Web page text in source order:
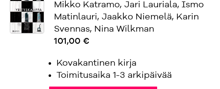
Mikko Katramo, Jari Lauriala, Ismo
Matinlauri, Jaakko Niemelä, Karin
Svennas, Nina Wilkman
101,00 €
Kovakantinen kirja
Toimitusaika 1-3 arkipäivää